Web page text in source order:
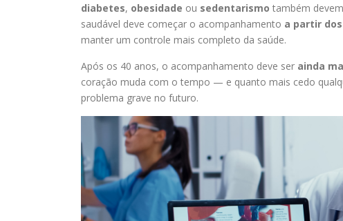
diabetes, obesidade ou sedentarismo também
saudável deve começar o acompanhamento a partir
manter um controle mais completo da saúde.
Após os 40 anos, o acompanhamento deve ser ainda
coração muda com o tempo — e quanto mais cedo
problema grave no futuro.